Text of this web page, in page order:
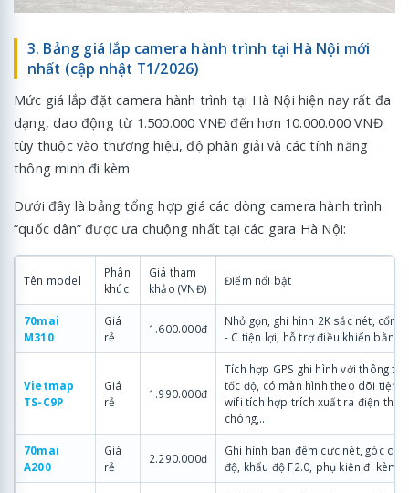
3. Bảng giá lắp camera hành trình tại Hà Nội mới
nhất (cập nhật T1/2026)
Mức giá lắp đặt camera hành trình tại Hà Nội hiện nay rất đa
dạng, dao động từ 1.500.000 VNĐ đến hơn 10.000.000 VNĐ
tùy thuộc vào thương hiệu, độ phân giải và các tính năng
thông minh đi kèm.
Dưới đây là bảng tổng hợp giá các dòng camera hành trình
“quốc dân” được ưa chuộng nhất tại các gara Hà Nội:
Tên model
Phân
khúc
Giá tham
khảo (VNĐ)
Điểm nổi bật
70mai
M310
Giá
rẻ
1.600.000đ
Nhỏ gọn, ghi hình 2K sắc nét, cổng
- C tiện lợi, hỗ trợ điều khiển bằng
Vietmap
TS-C9P
Giá
rẻ
1.990.000đ
Tích hợp GPS ghi hình với thông tin
tốc độ, có màn hình theo dõi tiện
wifi tích hợp trích xuất ra điện
chóng,...
70mai
A200
Giá
rẻ
2.290.000đ
Ghi hình ban đêm cực nét, góc
độ, khẩu độ F2.0, phụ kiện đi kèm